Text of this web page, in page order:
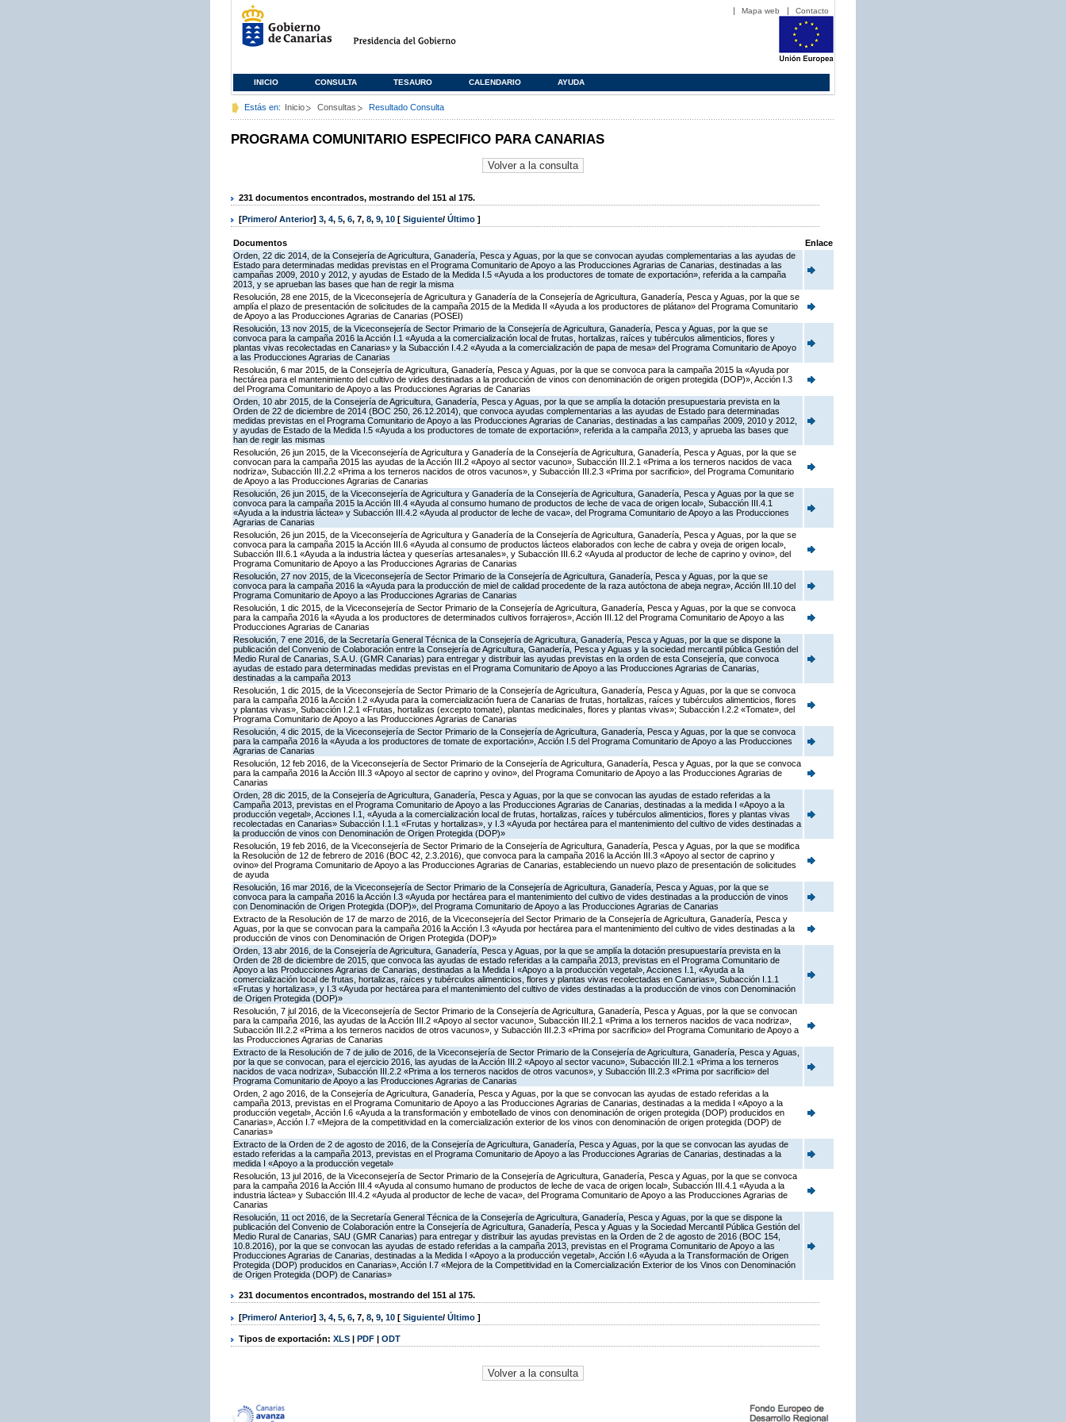
Mapa web Contacto
INICIO CONSULTA TESAURO CALENDARIO AYUDA
Estás en: Inicio Consultas Resultado Consulta
PROGRAMA COMUNITARIO ESPECIFICO PARA CANARIAS
231 documentos encontrados, mostrando del 151 al 175.
[Primero/ Anterior] 3, 4, 5, 6, 7, 8, 9, 10 [ Siguiente/ Último ]
Documentos
Enlace
Orden, 22 dic 2014, de la Consejería de Agricultura, Ganadería, Pesca y Aguas, por la que se convocan ayudas complementarias a las ayudas de
Estado para determinadas medidas previstas en el Programa Comunitario de Apoyo a las Producciones Agrarias de Canarias, destinadas a las
campañas 2009, 2010 y 2012, y ayudas de Estado de la Medida I.5 «Ayuda a los productores de tomate de exportación», referida a la campaña
2013, y se aprueban las bases que han de regir la misma
Resolución, 28 ene 2015, de la Viceconsejería de Agricultura y Ganadería de la Consejería de Agricultura, Ganadería, Pesca y Aguas, por la que se
amplía el plazo de presentación de solicitudes de la campaña 2015 de la Medida II «Ayuda a los productores de plátano» del Programa Comunitario
de Apoyo a las Producciones Agrarias de Canarias (POSEI)
Resolución, 13 nov 2015, de la Viceconsejería de Sector Primario de la Consejería de Agricultura, Ganadería, Pesca y Aguas, por la que se
convoca para la campaña 2016 la Acción I.1 «Ayuda a la comercialización local de frutas, hortalizas, raíces y tubérculos alimenticios, flores y
plantas vivas recolectadas en Canarias» y la Subacción I.4.2 «Ayuda a la comercialización de papa de mesa» del Programa Comunitario de Apoyo
a las Producciones Agrarias de Canarias
Resolución, 6 mar 2015, de la Consejería de Agricultura, Ganadería, Pesca y Aguas, por la que se convoca para la campaña 2015 la «Ayuda por
hectárea para el mantenimiento del cultivo de vides destinadas a la producción de vinos con denominación de origen protegida (DOP)», Acción I.3
del Programa Comunitario de Apoyo a las Producciones Agrarias de Canarias
Orden, 10 abr 2015, de la Consejería de Agricultura, Ganadería, Pesca y Aguas, por la que se amplía la dotación presupuestaria prevista en la
Orden de 22 de diciembre de 2014 (BOC 250, 26.12.2014), que convoca ayudas complementarias a las ayudas de Estado para determinadas
medidas previstas en el Programa Comunitario de Apoyo a las Producciones Agrarias de Canarias, destinadas a las campañas 2009, 2010 y 2012,
y ayudas de Estado de la Medida I.5 «Ayuda a los productores de tomate de exportación», referida a la campaña 2013, y aprueba las bases que
han de regir las mismas
Resolución, 26 jun 2015, de la Viceconsejería de Agricultura y Ganadería de la Consejería de Agricultura, Ganadería, Pesca y Aguas, por la que se
convocan para la campaña 2015 las ayudas de la Acción III.2 «Apoyo al sector vacuno», Subacción III.2.1 «Prima a los terneros nacidos de vaca
nodriza», Subacción III.2.2 «Prima a los terneros nacidos de otros vacunos», y Subacción III.2.3 «Prima por sacrificio», del Programa Comunitario
de Apoyo a las Producciones Agrarias de Canarias
Resolución, 26 jun 2015, de la Viceconsejería de Agricultura y Ganadería de la Consejería de Agricultura, Ganadería, Pesca y Aguas por la que se
convoca para la campaña 2015 la Acción III.4 «Ayuda al consumo humano de productos de leche de vaca de origen local», Subacción III.4.1
«Ayuda a la industria láctea» y Subacción III.4.2 «Ayuda al productor de leche de vaca», del Programa Comunitario de Apoyo a las Producciones
Agrarias de Canarias
Resolución, 26 jun 2015, de la Viceconsejería de Agricultura y Ganadería de la Consejería de Agricultura, Ganadería, Pesca y Aguas, por la que se
convoca para la campaña 2015 la Acción III.6 «Ayuda al consumo de productos lácteos elaborados con leche de cabra y oveja de origen local»,
Subacción III.6.1 «Ayuda a la industria láctea y queserías artesanales», y Subacción III.6.2 «Ayuda al productor de leche de caprino y ovino», del
Programa Comunitario de Apoyo a las Producciones Agrarias de Canarias
Resolución, 27 nov 2015, de la Viceconsejería de Sector Primario de la Consejería de Agricultura, Ganadería, Pesca y Aguas, por la que se
convoca para la campaña 2016 la «Ayuda para la producción de miel de calidad procedente de la raza autóctona de abeja negra», Acción III.10 del
Programa Comunitario de Apoyo a las Producciones Agrarias de Canarias
Resolución, 1 dic 2015, de la Viceconsejería de Sector Primario de la Consejería de Agricultura, Ganadería, Pesca y Aguas, por la que se convoca
para la campaña 2016 la «Ayuda a los productores de determinados cultivos forrajeros», Acción III.12 del Programa Comunitario de Apoyo a las
Producciones Agrarias de Canarias
Resolución, 7 ene 2016, de la Secretaría General Técnica de la Consejería de Agricultura, Ganadería, Pesca y Aguas, por la que se dispone la
publicación del Convenio de Colaboración entre la Consejería de Agricultura, Ganadería, Pesca y Aguas y la sociedad mercantil pública Gestión del
Medio Rural de Canarias, S.A.U. (GMR Canarias) para entregar y distribuir las ayudas previstas en la orden de esta Consejería, que convoca
ayudas de estado para determinadas medidas previstas en el Programa Comunitario de Apoyo a las Producciones Agrarias de Canarias,
destinadas a la campaña 2013
Resolución, 1 dic 2015, de la Viceconsejería de Sector Primario de la Consejería de Agricultura, Ganadería, Pesca y Aguas, por la que se convoca
para la campaña 2016 la Acción I.2 «Ayuda para la comercialización fuera de Canarias de frutas, hortalizas, raíces y tubérculos alimenticios, flores
y plantas vivas», Subacción I.2.1 «Frutas, hortalizas (excepto tomate), plantas medicinales, flores y plantas vivas»; Subacción I.2.2 «Tomate», del
Programa Comunitario de Apoyo a las Producciones Agrarias de Canarias
Resolución, 4 dic 2015, de la Viceconsejería de Sector Primario de la Consejería de Agricultura, Ganadería, Pesca y Aguas, por la que se convoca
para la campaña 2016 la «Ayuda a los productores de tomate de exportación», Acción I.5 del Programa Comunitario de Apoyo a las Producciones
Agrarias de Canarias
Resolución, 12 feb 2016, de la Viceconsejería de Sector Primario de la Consejería de Agricultura, Ganadería, Pesca y Aguas, por la que se convoca
para la campaña 2016 la Acción III.3 «Apoyo al sector de caprino y ovino», del Programa Comunitario de Apoyo a las Producciones Agrarias de
Canarias
Orden, 28 dic 2015, de la Consejería de Agricultura, Ganadería, Pesca y Aguas, por la que se convocan las ayudas de estado referidas a la
Campaña 2013, previstas en el Programa Comunitario de Apoyo a las Producciones Agrarias de Canarias, destinadas a la medida I «Apoyo a la
producción vegetal», Acciones I.1, «Ayuda a la comercialización local de frutas, hortalizas, raíces y tubérculos alimenticios, flores y plantas vivas
recolectadas en Canarias» Subacción I.1.1 «Frutas y hortalizas», y I.3 «Ayuda por hectárea para el mantenimiento del cultivo de vides destinadas a
la producción de vinos con Denominación de Origen Protegida (DOP)»
Resolución, 19 feb 2016, de la Viceconsejería de Sector Primario de la Consejería de Agricultura, Ganadería, Pesca y Aguas, por la que se modifica
la Resolución de 12 de febrero de 2016 (BOC 42, 2.3.2016), que convoca para la campaña 2016 la Acción III.3 «Apoyo al sector de caprino y
ovino» del Programa Comunitario de Apoyo a las Producciones Agrarias de Canarias, estableciendo un nuevo plazo de presentación de solicitudes
de ayuda
Resolución, 16 mar 2016, de la Viceconsejería de Sector Primario de la Consejería de Agricultura, Ganadería, Pesca y Aguas, por la que se
convoca para la campaña 2016 la Acción I.3 «Ayuda por hectárea para el mantenimiento del cultivo de vides destinadas a la producción de vinos
con Denominación de Origen Protegida (DOP)», del Programa Comunitario de Apoyo a las Producciones Agrarias de Canarias
Extracto de la Resolución de 17 de marzo de 2016, de la Viceconsejería del Sector Primario de la Consejería de Agricultura, Ganadería, Pesca y
Aguas, por la que se convocan para la campaña 2016 la Acción I.3 «Ayuda por hectárea para el mantenimiento del cultivo de vides destinadas a la
producción de vinos con Denominación de Origen Protegida (DOP)»
Orden, 13 abr 2016, de la Consejería de Agricultura, Ganadería, Pesca y Aguas, por la que se amplía la dotación presupuestaría prevista en la
Orden de 28 de diciembre de 2015, que convoca las ayudas de estado referidas a la campaña 2013, previstas en el Programa Comunitario de
Apoyo a las Producciones Agrarias de Canarias, destinadas a la Medida I «Apoyo a la producción vegetal», Acciones I.1, «Ayuda a la
comercialización local de frutas, hortalizas, raíces y tubérculos alimenticios, flores y plantas vivas recolectadas en Canarias», Subacción I.1.1
«Frutas y hortalizas», y I.3 «Ayuda por hectárea para el mantenimiento del cultivo de vides destinadas a la producción de vinos con Denominación
de Origen Protegida (DOP)»
Resolución, 7 jul 2016, de la Viceconsejería de Sector Primario de la Consejería de Agricultura, Ganadería, Pesca y Aguas, por la que se convocan
para la campaña 2016, las ayudas de la Acción III.2 «Apoyo al sector vacuno», Subacción III.2.1 «Prima a los terneros nacidos de vaca nodriza»,
Subacción III.2.2 «Prima a los terneros nacidos de otros vacunos», y Subacción III.2.3 «Prima por sacrificio» del Programa Comunitario de Apoyo a
las Producciones Agrarias de Canarias
Extracto de la Resolución de 7 de julio de 2016, de la Viceconsejería de Sector Primario de la Consejería de Agricultura, Ganadería, Pesca y Aguas,
por la que se convocan, para el ejercicio 2016, las ayudas de la Acción III.2 «Apoyo al sector vacuno», Subacción III.2.1 «Prima a los terneros
nacidos de vaca nodriza», Subacción III.2.2 «Prima a los terneros nacidos de otros vacunos», y Subacción III.2.3 «Prima por sacrificio» del
Programa Comunitario de Apoyo a las Producciones Agrarias de Canarias
Orden, 2 ago 2016, de la Consejería de Agricultura, Ganadería, Pesca y Aguas, por la que se convocan las ayudas de estado referidas a la
campaña 2013, previstas en el Programa Comunitario de Apoyo a las Producciones Agrarias de Canarias, destinadas a la medida I «Apoyo a la
producción vegetal», Acción I.6 «Ayuda a la transformación y embotellado de vinos con denominación de origen protegida (DOP) producidos en
Canarias», Acción I.7 «Mejora de la competitividad en la comercialización exterior de los vinos con denominación de origen protegida (DOP) de
Canarias»
Extracto de la Orden de 2 de agosto de 2016, de la Consejería de Agricultura, Ganadería, Pesca y Aguas, por la que se convocan las ayudas de
estado referidas a la campaña 2013, previstas en el Programa Comunitario de Apoyo a las Producciones Agrarias de Canarias, destinadas a la
medida I «Apoyo a la producción vegetal»
Resolución, 13 jul 2016, de la Viceconsejería de Sector Primario de la Consejería de Agricultura, Ganadería, Pesca y Aguas, por la que se convoca
para la campaña 2016 la Acción III.4 «Ayuda al consumo humano de productos de leche de vaca de origen local», Subacción III.4.1 «Ayuda a la
industria láctea» y Subacción III.4.2 «Ayuda al productor de leche de vaca», del Programa Comunitario de Apoyo a las Producciones Agrarias de
Canarias
Resolución, 11 oct 2016, de la Secretaría General Técnica de la Consejería de Agricultura, Ganadería, Pesca y Aguas, por la que se dispone la
publicación del Convenio de Colaboración entre la Consejería de Agricultura, Ganadería, Pesca y Aguas y la Sociedad Mercantil Pública Gestión del
Medio Rural de Canarias, SAU (GMR Canarias) para entregar y distribuir las ayudas previstas en la Orden de 2 de agosto de 2016 (BOC 154,
10.8.2016), por la que se convocan las ayudas de estado referidas a la campaña 2013, previstas en el Programa Comunitario de Apoyo a las
Producciones Agrarias de Canarias, destinadas a la Medida I «Apoyo a la producción vegetal», Acción I.6 «Ayuda a la Transformación de Origen
Protegida (DOP) producidos en Canarias», Acción I.7 «Mejora de la Competitividad en la Comercialización Exterior de los Vinos con Denominación
de Origen Protegida (DOP) de Canarias»
231 documentos encontrados, mostrando del 151 al 175.
[Primero/ Anterior] 3, 4, 5, 6, 7, 8, 9, 10 [ Siguiente/ Último ]
Tipos de exportación: XLS | PDF | ODT